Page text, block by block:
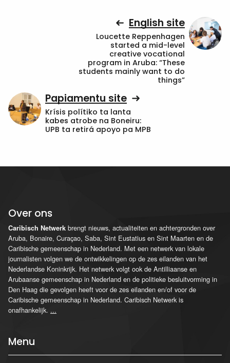
English site
Loucette Reppenhagen
started a mid-level
creative vocational
program in Aruba: “These
students mainly want to do
things”
Papiamentu site
Krísis polítiko ta lanta
kabes atrobe na Boneiru:
UPB ta retirá apoyo pa MPB
Over ons
Caribisch Netwerk brengt nieuws, actualiteiten en achtergronden over
Aruba, Bonaire, Curaçao, Saba, Sint Eustatius en Sint Maarten en de
Caribische gemeenschap in Nederland. Met een netwerk van lokale
journalisten volgen we de ontwikkelingen op de zes eilanden van het
Nederlandse Koninkrijk. Het netwerk volgt ook de Antilliaanse en
Arubaanse gemeenschap in Nederland en de politieke besluitvorming in
Den Haag die gevolgen heeft voor de zes eilanden en/of voor de
Caribische gemeenschap in Nederland. Caribisch Netwerk is
onafhankelijk. ...
Menu